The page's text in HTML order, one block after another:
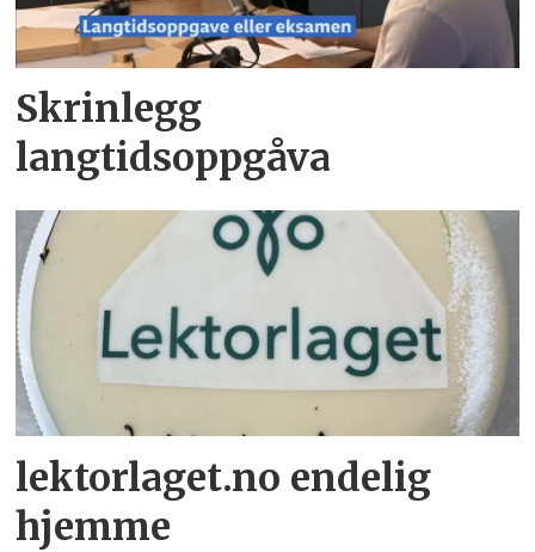
Skrinlegg
langtidsoppgåva
lektorlaget.no endelig
hjemme